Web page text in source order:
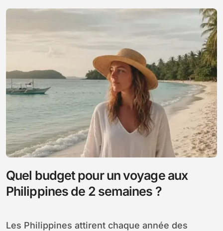
Quel budget pour un voyage aux
Philippines de 2 semaines ?
Les Philippines attirent chaque année des